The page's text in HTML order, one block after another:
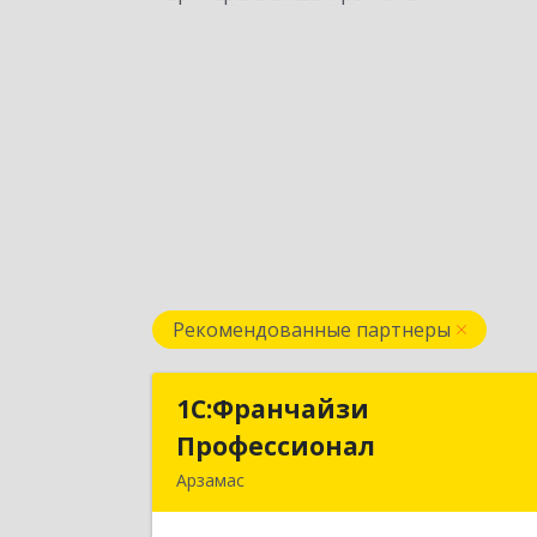
Рекомендованные партнеры
1С:Франчайзи
Профессионал
Арзамас
1С:Франчайзи
Профессионал